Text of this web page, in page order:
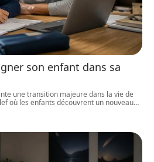
son enfant dans sa
une transition majeure dans la vie de
où les enfants découvrent un nouveau…